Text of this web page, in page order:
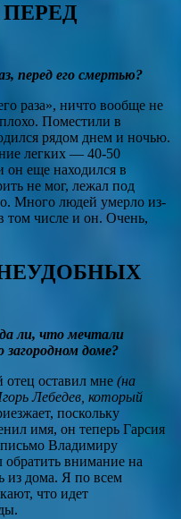
перед его смертью?
раза», ничто вообще не
Поместили в
рядом днем и ночью.
легких — 40-50
он еще находился в
не мог, лежал под
Много людей умерло из-
том числе и он. Очень,
ли, что мечтали
загородном доме?
оставил мне (на
Лебедев, который
поскольку
имя, он теперь Гарсия
Владимиру
внимание на
из дома. Я по всем
что идет